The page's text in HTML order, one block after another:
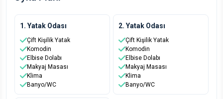
1. Yatak Odası
Çift Kişilik Yatak
Komodin
Elbise Dolabı
Makyaj Masası
Klima
Banyo/WC
2. Yatak Odası
Çift Kişilik Yatak
Komodin
Elbise Dolabı
Makyaj Masası
Klima
Banyo/WC